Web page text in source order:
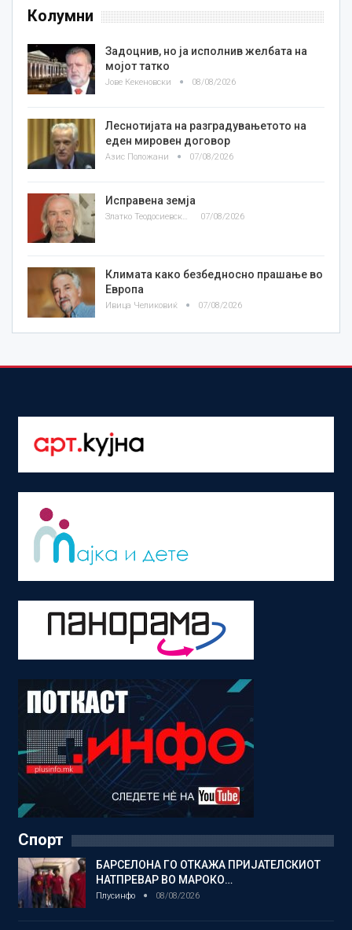
Колумни
Задоцнив, но ја исполнив желбата на
мојот татко
Јове Кекеновски 08/08/2026
Леснотијата на разградувањетото на
еден мировен договор
Азис Положани 07/08/2026
Исправена земја
Златко Теодосиевски 07/08/2026
Климата како безбедносно прашање во
Европа
Ивица Челиковиќ 07/08/2026
Спорт
БАРСЕЛОНА ГО ОТКАЖА ПРИЈАТЕЛСКИОТ
НАТПРЕВАР ВО МАРОКО…
Плусинфо 08/08/2026